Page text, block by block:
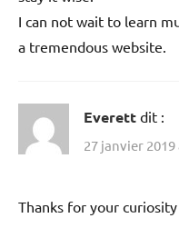
I can not wait to learn
a tremendous website.
Everett dit :
27 janvier 2019
Thanks for your